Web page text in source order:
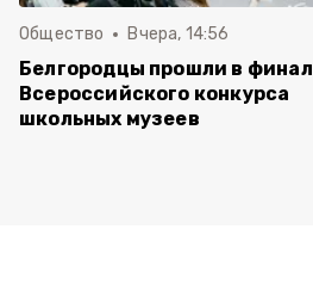
Общество Вчера, 14:56
Белгородцы прошли в финал
Всероссийского конкурса
школьных музеев